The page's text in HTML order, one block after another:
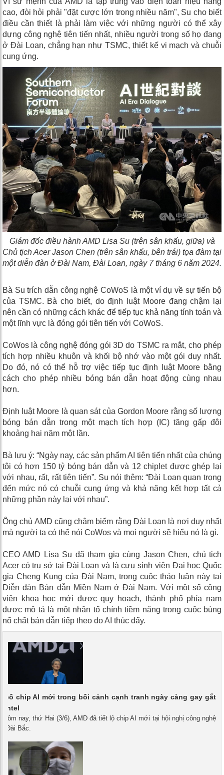
cao, đòi hỏi phải "đặt cược lớn trong nhiều năm", Su cho biết
điều cần thiết là phải làm việc với những người có thể xây
dựng công nghệ tiên tiến nhất, nhiều người trong số họ đang
ở Đài Loan, chẳng hạn như TSMC, thiết kế vi mạch và chuỗi
cung ứng.
Giám đốc điều hành AMD Lisa Su (trên sân khấu, giữa) và
Chủ tịch Acer Jason Chen (trên sân khấu, bên trái) tọa đàm tại
một diễn đàn ở Đài Nam, Đài Loan, ngày 7 tháng 6 năm 2024.
Bà Su trích dẫn công nghệ CoWoS là một ví dụ về sự tiến bộ
của TSMC. Bà cho biết, do định luật Moore đang chậm lại
nên cần có những cách khác để tiếp tục khả năng tính toán và
một lĩnh vực là đóng gói tiên tiến với CoWoS.
CoWos là công nghệ đóng gói 3D do TSMC ra mắt, cho phép
tích hợp nhiều khuôn và khối bộ nhớ vào một gói duy nhất.
Do đó, nó có thể hỗ trợ việc tiếp tục định luật Moore bằng
cách cho phép nhiều bóng bán dẫn hoạt động cùng nhau
hơn.
Định luật Moore là quan sát của Gordon Moore rằng số lượng
bóng bán dẫn trong một mạch tích hợp (IC) tăng gấp đôi
khoảng hai năm một lần.
Bà lưu ý: “Ngày nay, các sản phẩm AI tiên tiến nhất của chúng
tôi có hơn 150 tỷ bóng bán dẫn và 12 chiplet được ghép lại
với nhau, rất, rất tiên tiến”. Su nói thêm: “Đài Loan quan trọng
đến mức nó có chuỗi cung ứng và khả năng kết hợp tất cả
những phần này lại với nhau”.
Ông chủ AMD cũng châm biếm rằng Đài Loan là nơi duy nhất
mà người ta có thể nói CoWos và mọi người sẽ hiểu nó là gì.
CEO AMD Lisa Su đã tham gia cùng Jason Chen, chủ tịch
Acer có trụ sở tại Đài Loan và là cựu sinh viên Đại học Quốc
gia Cheng Kung của Đài Nam, trong cuộc thảo luận này tại
Diễn đàn Bán dẫn Miền Nam ở Đài Nam. Với một số công
viên khoa học mới được quy hoạch, thành phố phía nam
được mô tả là một nhân tố chính tiềm năng trong cuộc bùng
nổ chất bán dẫn tiếp theo do AI thúc đẩy.
bố chip AI mới trong bối cảnh cạnh tranh ngày càng gay gắt
Intel
Hôm nay, thứ Hai (3/6), AMD đã tiết lộ chip AI mới tại hội nghị công nghệ
Đài Bắc.